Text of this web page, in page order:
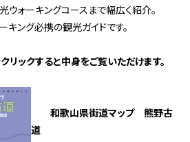
ングコースまで幅広く紹介。
必携の観光ガイドです。
と中身をご覧いただけます。
和歌山県街道マップ 熊野古
道